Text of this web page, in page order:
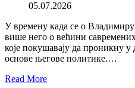
05.07.2026
У времену када се о
више него о већини
које покушавају да проникну
основе његове политике.…
Read More